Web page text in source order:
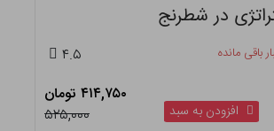
در شطرنج
۴.۵
۴۱۴,۷۵۰ تومان
۵۲۵,۰۰۰
افزودن به سبد